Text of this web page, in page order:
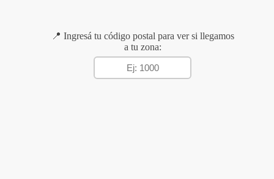
📍 Ingresá tu código postal para ver si llegamos
a tu zona: